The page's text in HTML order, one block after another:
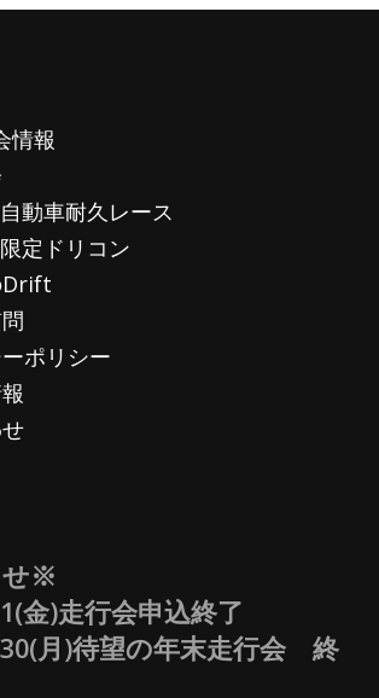
情報
動車耐久レース
定ドリコン
Drift
ポリシー
※
金)走行会申込終了
月)待望の年末走行会 終